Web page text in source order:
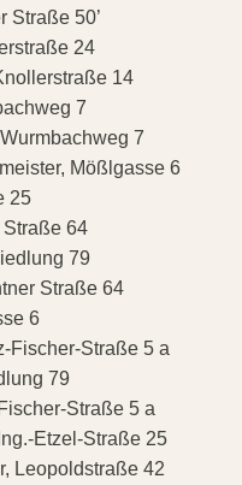
Straße 50’
24
14
7
7
Mößlgasse 6
25
64
79
Straße 64
6
Fischer-Straße 5 a
79
Straße 5 a
Etzel-Straße 25
Leopoldstraße 42